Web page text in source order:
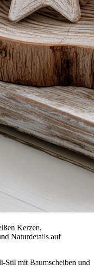
Kerzen,
Naturdetails auf
Stil mit Baumscheiben und